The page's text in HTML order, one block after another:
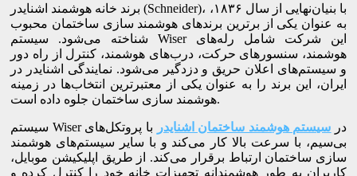
برند خانه هوشمند اشنایدر (Schneider)، با بنیان‌نهایی از سال ۱۸۳۶،
به عنوان یکی از برترین برندهای هوشمند سازی ساختمان محبوب
شناخته می‌شود. سیستم Wiser این شرکت شامل رله‌های
هوشمند، سنسورهای حرکت، درب‌های هوشمند، کنترل از راه دور
و سیستم‌های اعلان حریق و دزدگیر می‌شود. نمایندگی اشنایدر در
ایران، این برند را به عنوان یکی از معتبرترین انتخاب‌ها در زمینه
هوشمند سازی ساختمان جلوه داده است.
سیستم Wiser در سیستم هوشمند ساختمان اشنایدر
با پروتکل‌های
بی‌سیم، با سرعت بالا کار می‌کند و با سایر سیستم‌های هوشمند
سازی ساختمان ارتباط برقرار می‌کند. از طریق اپلیکیشن موبایل،
کاربران به طور هوشمندانه تجهیزات خانه خود را کنترل کرده و